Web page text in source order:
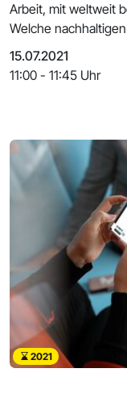
Arbeit, mit weltweit
Welche
15.07.2021
11:00 - 11:45 Uhr
2021